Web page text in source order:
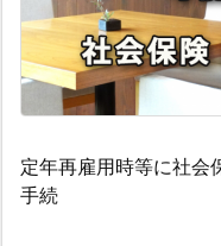
定年再雇用時等に社会
手続